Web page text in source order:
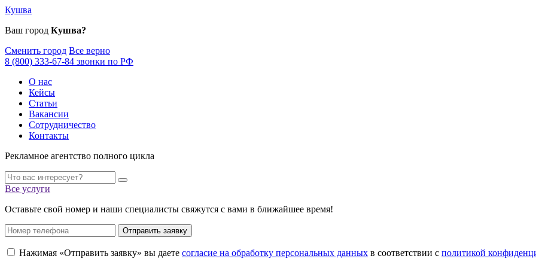
Кушва
Ваш город Кушва?
Сменить город Все верно
8 (800) 333-67-84 звонки по РФ
О нас
Кейсы
Статьи
Вакансии
Сотрудничество
Контакты
Рекламное агентство полного цикла
Все услуги
Оставьте свой номер и наши специалисты свяжутся с вами в ближайшее время!
Отправить заявку
Нажимая «Отправить заявку» вы даете согласие на обработку персональных данных в соответствии с политикой